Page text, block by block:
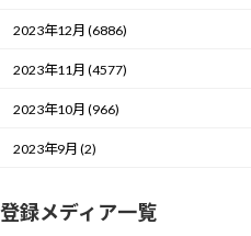
2023年12月 (6886)
2023年11月 (4577)
2023年10月 (966)
2023年9月 (2)
登録メディア一覧